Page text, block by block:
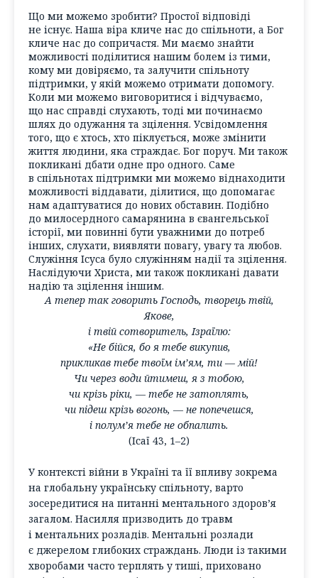
Що ми можемо зробити? Простої відповіді
не існує. Наша віра кличе нас до спільноти, а Бог
кличе нас до сопричастя. Ми маємо знайти
можливості поділитися нашим болем із тими,
кому ми довіряємо, та залучити спільноту
підтримки, у якій можемо отримати допомогу.
Коли ми можемо виговоритися і відчуваємо,
що нас справді слухають, тоді ми починаємо
шлях до одужання та зцілення. Усвідомлення
того, що є хтось, хто піклується, може змінити
життя людини, яка страждає. Бог поруч. Ми також
покликані дбати одне про одного. Саме
в спільнотах підтримки ми можемо віднаходити
можливості віддавати, ділитися, що допомагає
нам адаптуватися до нових обставин. Подібно
до милосердного самарянина в євангельської
історії, ми повинні бути уважними до потреб
інших, слухати, виявляти повагу, увагу та любов.
Служіння Ісуса було служінням надії та зцілення.
Наслідуючи Христа, ми також покликані давати
надію та зцілення іншим.
А тепер так говорить Господь, творець твій,
Якове,
і твій сотворитель, Ізраїлю:
«Не бійся, бо я тебе викупив,
прикликав тебе твоїм ім’ям, ти — мій!
Чи через води йтимеш, я з тобою,
чи крізь ріки, — тебе не затоплять,
чи підеш крізь вогонь, — не попечешся,
і полум’я тебе не обпалить.
(Ісаї 43, 1–2)
У контексті війни в Україні та її впливу зокрема
на глобальну українську спільноту, варто
зосередитися на питанні ментального здоров’я
загалом. Насилля призводить до травм
і ментальних розладів. Ментальні розлади
є джерелом глибоких страждань. Люди із такими
хворобами часто терплять у тиші, приховано